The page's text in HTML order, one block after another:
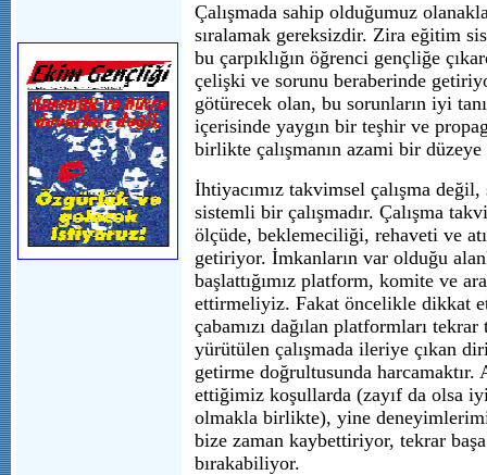
Çalışmada sahip olduğumuz
sıralamak gereksizdir. Zira eğitim
bu çarpıklığın öğrenci gençliğe
çelişki ve sorunu beraberinde
götürecek olan, bu sorunların iyi
içerisinde yaygın bir teşhir ve
birlikte çalışmanın azami bir
İhtiyacımız takvimsel çalışma
sistemli bir çalışmadır. Çalışma
ölçüde, beklemeciliği, rehaveti ve
getiriyor. İmkanların var olduğu
başlattığımız platform, komite ve
ettirmeliyiz. Fakat öncelikle dikkat
çabamızı dağılan platformları
yürütülen çalışmada ileriye çıkan
getirme doğrultusunda harcamaktır.
ettiğimiz koşullarda (zayıf da olsa
olmakla birlikte), yine
bize zaman kaybettiriyor, tekrar
bırakabiliyor.